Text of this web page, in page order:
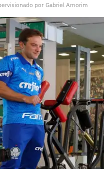
por Gabriel Amorim